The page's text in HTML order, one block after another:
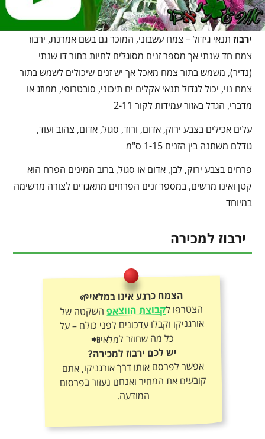
ירבוז תנאי גידול – צמח עשבוני, המוכר גם בשם אמרנת, ירבוז
צמח חד שנתי אך מספר זנים מסוגלים לחיות בתור דו שנתי
(נדיר), משמש בתור צמח מאכל אך יש זנים שיכולים לשמש בתור
צמח נוי, יכול לגדול תנאי אקלים ים תיכוני, סובטרופי, ממוזג או
מדברי, הגדל באזור עמידות לקור 2-11
עלים אכילים בצבע ירוק, אדום, ורוד, סגול, אדום, צהוב ועוד,
גודלם משתנה בין הזנים 1-15 ס"מ
פרחים בצבע ירוק, לבן, אדום או סגול, ברוב המינים הפרח הוא
קטן ואינו מרשים, במספר זנים הפרחים מתאגדים לצורה מרשימה
במיוחד
ירבוז למכירה
הצמח כרגע אינו במלאי🌱
הצטרפו לקבוצת הווצאפהשקטה של
אורגניקו וקבלו עדכונים לפני כולם – על
כל מה שחוזר למלאי📲
יש לכם ירבוז למכירה?
אפשר לפרסם אותו דרך אורגניקו, אתם
קובעים את המחיר ואנחנו נעזור בפרסום
המודעה.